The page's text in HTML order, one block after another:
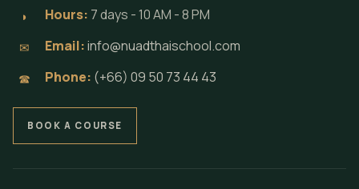
◗ Hours: 7 days - 10 AM - 8 PM
✉ Email:info@nuadthaischool.com
☎ Phone: (+66) 09 50 73 44 43
BOOK A COURSE